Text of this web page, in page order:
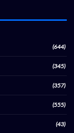
(644)
(345)
(357)
(555)
(43)